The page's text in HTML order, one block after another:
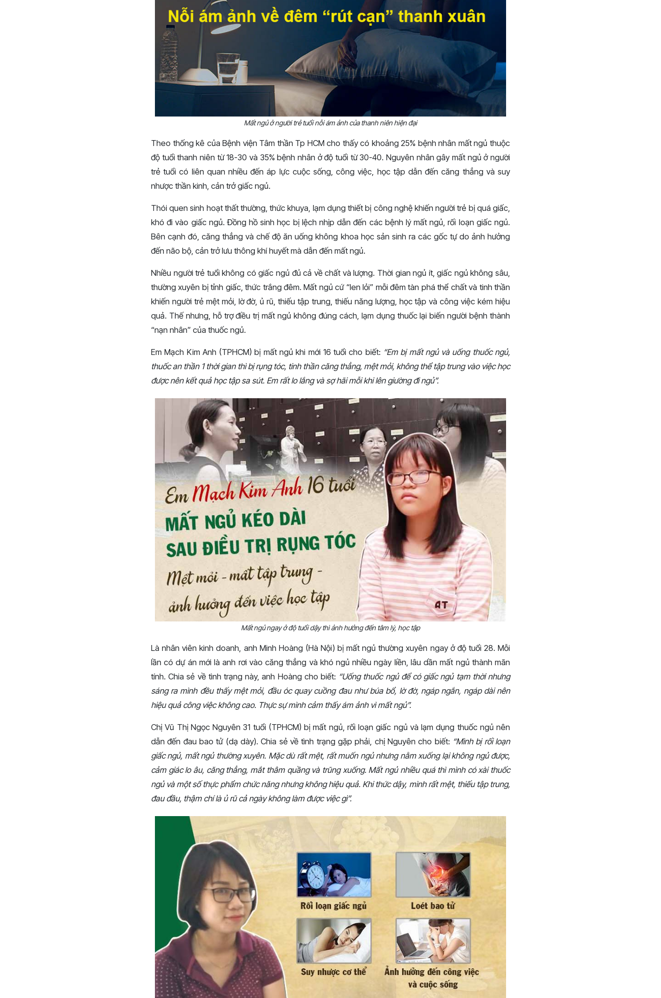
Mất ngủ ở người trẻ tuổi nỗi ám ảnh của thanh niên hiện đại
Theo thống kê của Bệnh viện Tâm thần Tp HCM cho thấy có khoảng 25% bệnh nhân mất ngủ thuộc
độ tuổi thanh niên từ 18-30 và 35% bệnh nhân ở độ tuổi từ 30-40. Nguyên nhân gây mất ngủ ở người
trẻ tuổi có liên quan nhiều đến áp lực cuộc sống, công việc, học tập dẫn đến căng thẳng và suy
nhược thần kinh, cản trở giấc ngủ.
Thói quen sinh hoạt thất thường, thức khuya, lạm dụng thiết bị công nghệ khiến người trẻ bị quá giấc,
khó đi vào giấc ngủ. Đồng hồ sinh học bị lệch nhịp dẫn đến các bệnh lý mất ngủ, rối loạn giấc ngủ.
Bên cạnh đó, căng thẳng và chế độ ăn uống không khoa học sản sinh ra các gốc tự do ảnh hưởng
đến não bộ, cản trở lưu thông khí huyết mà dẫn đến mất ngủ.
Nhiều người trẻ tuổi không có giấc ngủ đủ cả về chất và lượng. Thời gian ngủ ít, giấc ngủ không sâu,
thường xuyên bị tỉnh giấc, thức trắng đêm. Mất ngủ cứ “len lỏi” mỗi đêm tàn phá thể chất và tinh thần
khiến người trẻ mệt mỏi, lờ đờ, ủ rũ, thiếu tập trung, thiếu năng lượng, học tập và công việc kém hiệu
quả. Thế nhưng, hỗ trợ điều trị mất ngủ không đúng cách, lạm dụng thuốc lại biến người bệnh thành
“nạn nhân” của thuốc ngủ.
Em Mạch Kim Anh (TPHCM) bị mất ngủ khi mới 16 tuổi cho biết: “Em bị mất ngủ và uống thuốc ngủ,
thuốc an thần 1 thời gian thì bị rụng tóc, tinh thần căng thẳng, mệt mỏi, không thể tập trung vào việc học
được nên kết quả học tập sa sút. Em rất lo lắng và sợ hãi mỗi khi lên giường đi ngủ”.
Mất ngủ ngay ở độ tuổi dậy thì ảnh hưởng đến tâm lý, học tập
Là nhân viên kinh doanh, anh Minh Hoàng (Hà Nội) bị mất ngủ thường xuyên ngay ở độ tuổi 28. Mỗi
lần có dự án mới là anh rơi vào căng thẳng và khó ngủ nhiều ngày liền, lâu dần mất ngủ thành mãn
tính. Chia sẻ về tình trạng này, anh Hoàng cho biết: “Uống thuốc ngủ để có giấc ngủ tạm thời nhưng
sáng ra mình đều thấy mệt mỏi, đầu óc quay cuồng đau như búa bổ, lờ đờ, ngáp ngắn, ngáp dài nên
hiệu quả công việc không cao. Thực sự mình cảm thấy ám ảnh vì mất ngủ”.
Chị Vũ Thị Ngọc Nguyên 31 tuổi (TPHCM) bị mất ngủ, rối loạn giấc ngủ và lạm dụng thuốc ngủ nên
dẫn đến đau bao tử (dạ dày). Chia sẻ về tình trạng gặp phải, chị Nguyên cho biết: “Mình bị rối loạn
giấc ngủ, mất ngủ thường xuyên. Mặc dù rất mệt, rất muốn ngủ nhưng nằm xuống lại không ngủ được,
cảm giác lo âu, căng thẳng, mắt thâm quầng và trũng xuống. Mất ngủ nhiều quá thì mình có xài thuốc
ngủ và một số thực phẩm chức năng nhưng không hiệu quả. Khi thức dậy, mình rất mệt, thiếu tập trung,
đau đầu, thậm chí là ủ rũ cả ngày không làm được việc gì”.